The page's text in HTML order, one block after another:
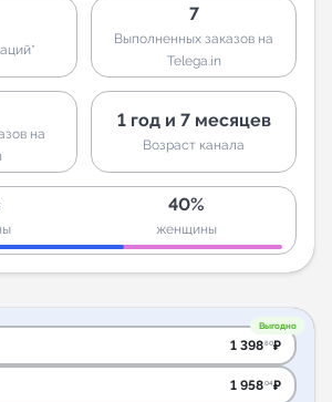
7
Выполненных заказов на
Telega.in
на
1 год и 7 месяцев
Возраст канала
40%
женщины
Выгодно
1 398.60₽
1 958.04₽